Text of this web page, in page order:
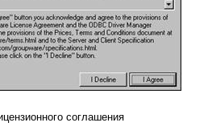
соглашения